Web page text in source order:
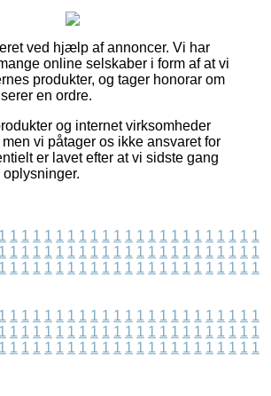
ved hjælp af annoncer. Vi har
online selskaber i form af at vi
produkter, og tager honorar om
en ordre.
og internet virksomheder
vi påtager os ikke ansvaret for
er lavet efter at vi sidste gang
1 1 1 1 1 1 1 1 1 1 1 1 1 1 1 1 1 1 1 1 1 1 1
1 1 1 1 1 1 1 1 1 1 1 1 1 1 1 1 1 1 1 1 1 1 1
1 1 1 1 1 1 1 1 1 1 1 1 1 1 1 1 1 1 1 1 1 1 1
1 1 1 1 1 1 1 1 1 1 1 1 1 1 1 1 1 1 1 1 1 1 1
1 1 1 1 1 1 1 1 1 1 1 1 1 1 1 1 1 1 1 1 1 1 1
1 1 1 1 1 1 1 1 1 1 1 1 1 1 1 1 1 1 1 1 1 1 1